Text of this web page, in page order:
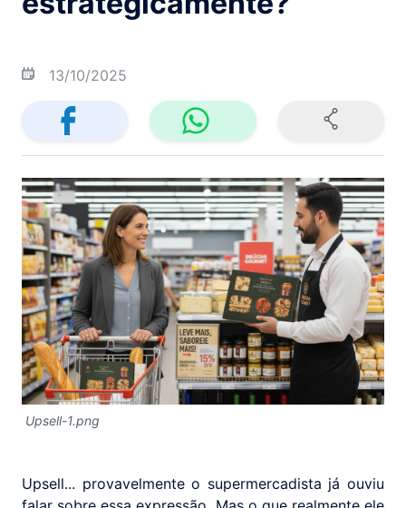
13/10/2025
Upsell-1.png
Upsell... provavelmente o supermercadista já ouviu